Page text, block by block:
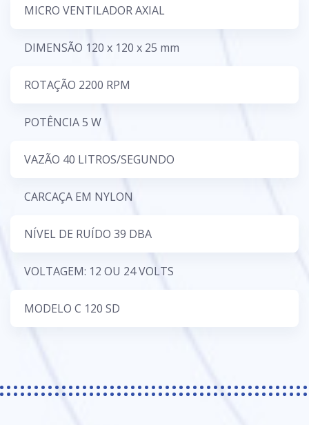
MICRO VENTILADOR AXIAL
DIMENSÃO 120 x 120 x 25 mm
ROTAÇÃO 2200 RPM
POTÊNCIA 5 W
VAZÃO 40 LITROS/SEGUNDO
CARCAÇA EM NYLON
NÍVEL DE RUÍDO 39 DBA
VOLTAGEM: 12 OU 24 VOLTS
MODELO C 120 SD